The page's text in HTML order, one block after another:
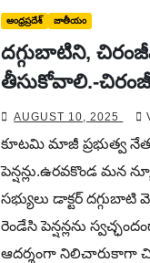
ఆంధ్రప్రదేశ్ జాతీయం
దగ్గుబాటిని,
తీసుకోవాలి.-
అవసరమా!
AUGUST 10, 2025
కూటమి మాజీ ప్రభుత్వ
పెన్షన్లు.ఉరవకొండ మన
సభ్యులు డాక్టర్ దగ్గుబాటి
రెండేసి పెన్షన్లను
ఆదర్శంగా నిలిచారుకాగా